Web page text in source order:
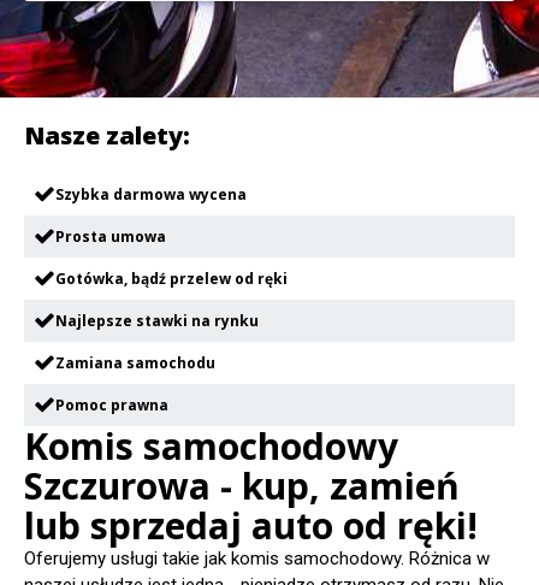
Nasze zalety:
Szybka darmowa wycena
Prosta umowa
Gotówka, bądź przelew od ręki
Najlepsze stawki na rynku
Zamiana samochodu
Pomoc prawna
Komis samochodowy
Szczurowa - kup, zamień
lub sprzedaj auto od ręki!
Oferujemy usługi takie jak komis samochodowy. Różnica w